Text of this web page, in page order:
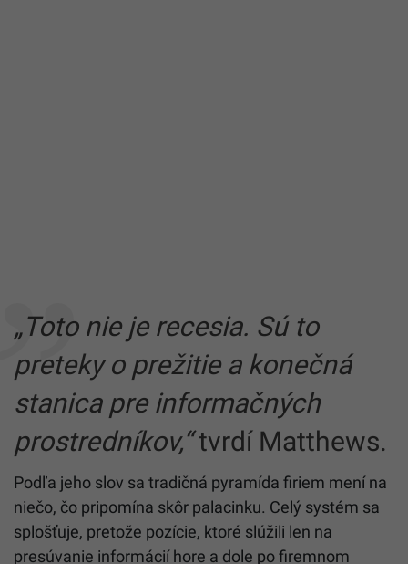
„Toto nie je recesia. Sú to
preteky o prežitie a konečná
stanica pre informačných
prostredníkov,“tvrdí Matthews.
Podľa jeho slov sa tradičná pyramída firiem mení na
niečo, čo pripomína skôr palacinku. Celý systém sa
splošťuje, pretože pozície, ktoré slúžili len na
presúvanie informácií hore a dole po firemnom